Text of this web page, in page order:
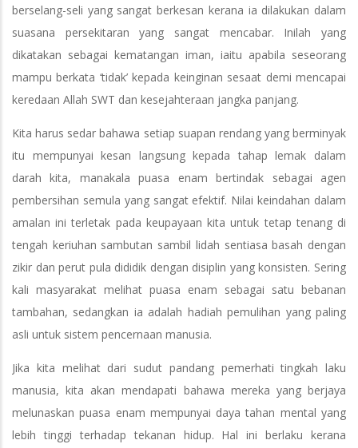
berselang-seli yang sangat berkesan kerana ia dilakukan dalam
suasana persekitaran yang sangat mencabar. Inilah yang
dikatakan sebagai kematangan iman, iaitu apabila seseorang
mampu berkata ‘tidak’ kepada keinginan sesaat demi mencapai
keredaan Allah SWT dan kesejahteraan jangka panjang.
Kita harus sedar bahawa setiap suapan rendang yang berminyak
itu mempunyai kesan langsung kepada tahap lemak dalam
darah kita, manakala puasa enam bertindak sebagai agen
pembersihan semula yang sangat efektif. Nilai keindahan dalam
amalan ini terletak pada keupayaan kita untuk tetap tenang di
tengah keriuhan sambutan sambil lidah sentiasa basah dengan
zikir dan perut pula dididik dengan disiplin yang konsisten. Sering
kali masyarakat melihat puasa enam sebagai satu bebanan
tambahan, sedangkan ia adalah hadiah pemulihan yang paling
asli untuk sistem pencernaan manusia.
Jika kita melihat dari sudut pandang pemerhati tingkah laku
manusia, kita akan mendapati bahawa mereka yang berjaya
melunaskan puasa enam mempunyai daya tahan mental yang
lebih tinggi terhadap tekanan hidup. Hal ini berlaku kerana